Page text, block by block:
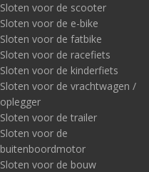
Sloten voor de scooter
Sloten voor de e-bike
Sloten voor de fatbike
Sloten voor de racefiets
Sloten voor de kinderfiets
Sloten voor de vrachtwagen /
oplegger
Sloten voor de trailer
Sloten voor de
buitenboordmotor
Sloten voor de bouw